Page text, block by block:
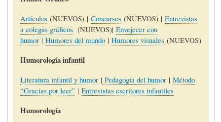
Artículos(NUEVOS) | Concursos(NUEVOS) | Entrevistas
a colegas gráficos(NUEVOS)| Envejecer con
humor| Humores del mundo| Humores visuales(NUEVOS)
Humorología infantil
Literatura infantil y humor| Pedagogía del humor| Método
“Gracias por leer” | Entrevistas escritores infantiles
Humorología